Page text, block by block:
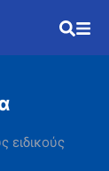
ειδικούς